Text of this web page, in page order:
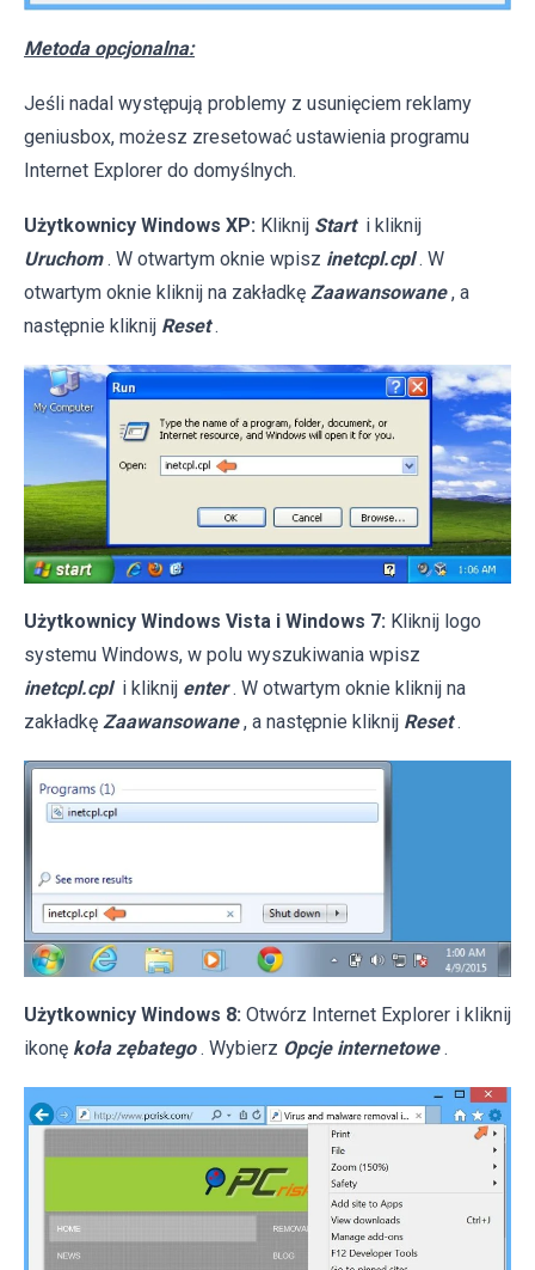
Metoda opcjonalna:
Jeśli nadal występują problemy z usunięciem reklamy
geniusbox, możesz zresetować ustawienia programu
Internet Explorer do domyślnych.
Użytkownicy Windows XP: Kliknij Start i kliknij
Uruchom . W otwartym oknie wpisz inetcpl.cpl . W
otwartym oknie kliknij na zakładkę Zaawansowane , a
następnie kliknij Reset .
Użytkownicy Windows Vista i Windows 7: Kliknij logo
systemu Windows, w polu wyszukiwania wpisz
inetcpl.cpl i kliknij enter . W otwartym oknie kliknij na
zakładkę Zaawansowane , a następnie kliknij Reset .
Użytkownicy Windows 8: Otwórz Internet Explorer i kliknij
ikonę koła zębatego . Wybierz Opcje internetowe .